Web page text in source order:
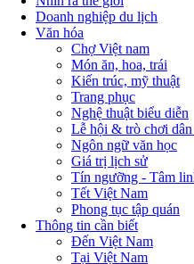
Doanh nghiệp du lịch
Văn hóa
Chợ Việt nam
Món ăn, hoa, trái
Kiến trúc, mỹ thuật
Trang phục
Nghệ thuật biểu diễn
Lễ hội & trò chơi dân
Ngôn ngữ văn học
Giá trị lịch sử
Tín ngưỡng - Tâm
Tết Việt Nam
Phong tục tập quán
Thông tin cần biết
Đến Việt Nam
Tại Việt Nam